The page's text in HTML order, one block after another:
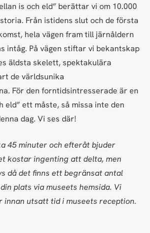
is och eld” berättar vi om 10.000
Från istidens slut och de första
hela vägen fram till järnåldern
intåg. På vägen stiftar vi bekantskap
äldsta skelett, spektakulära
de världsunika
För den forntidsintresserade är en
eld” ett måste, så missa inte den
dag. Vi ses där!
45 minuter och efteråt bjuder
kostar ingenting att delta, men
då det finns ett begränsat antal
plats via museets hemsida. Vi
innan utsatt tid i museets reception.